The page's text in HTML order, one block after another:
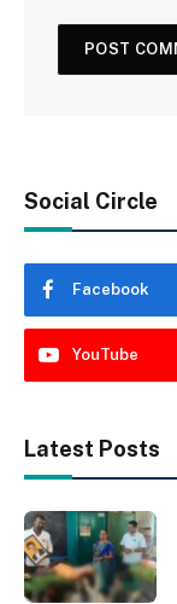
Social Circle
Facebook
YouTube
Latest Posts